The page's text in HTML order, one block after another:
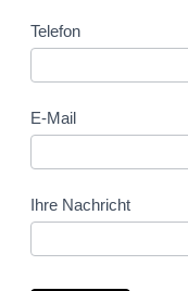
Telefon
E-Mail
Ihre Nachricht